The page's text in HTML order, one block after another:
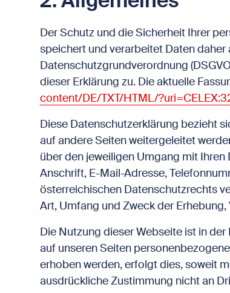
Der Schutz und die Sicherheit Ihrer
speichert und verarbeitet Daten
Datenschutzgrundverordnung
dieser Erklärung zu. Die aktuelle
content/DE/TXT/HTML/
Diese Datenschutzerklärung bezieht
auf andere Seiten weitergeleitet
über den jeweiligen Umgang mit
Anschrift, E-Mail-Adresse,
österreichischen Datenschutzrechts
Art, Umfang und Zweck der
Die Nutzung dieser Webseite ist in
auf unseren Seiten
erhoben werden, erfolgt dies, soweit
ausdrückliche Zustimmung nicht an